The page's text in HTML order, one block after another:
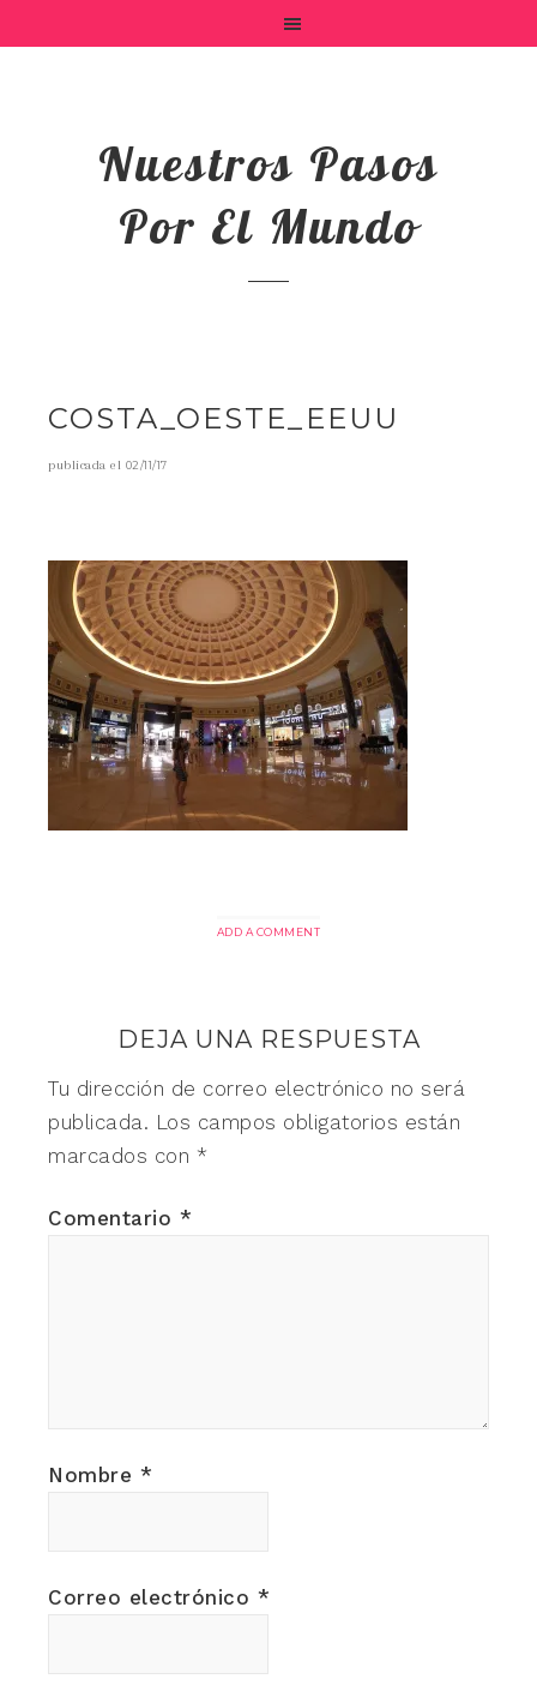
Nuestros Pasos
Por El Mundo
COSTA_OESTE_EEUU
publicada el 02/11/17
ADD A COMMENT
DEJA UNA RESPUESTA
Tu dirección de correo electrónico no será
publicada. Los campos obligatorios están
marcados con *
Comentario *
Nombre *
Correo electrónico *